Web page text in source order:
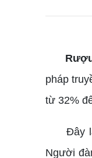
pháp
từ 32%
Đây là
Người